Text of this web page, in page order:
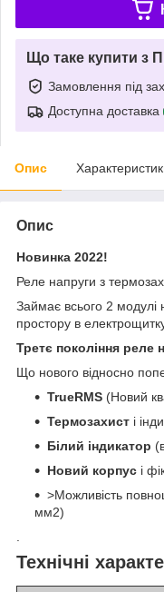
Що таке купити з
Замовлення під
Доступна доставка
Опис
Опис
Новинка 2022!
Реле напруги з
Займає всього 2
простору в
Третє покоління реле
Що нового відносно
TrueRMS (Новий
Термозахист і
Білий індикатор
Новий корпус і
>Можливість
мм2)
Технічні